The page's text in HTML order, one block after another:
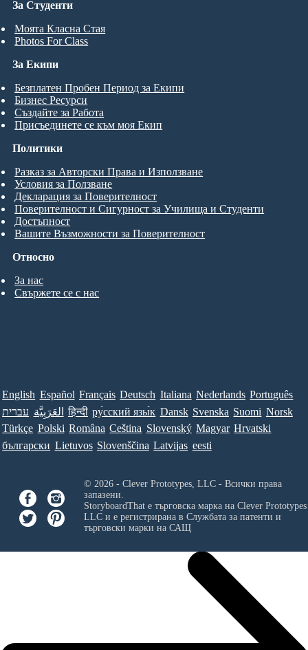
За Студенти
Моята Класна Стая
Photos For Class
За Екипи
Безплатен Пробен Период за Екипи
Бизнес Ресурси
Създайте за Работа
Присъединете се към моя Екип
Относно
За нас
Свържете се с нас
Политики
Разказ за Авторски Права и Използване
Условия за Ползване
Декларация за Поверителност
Поверителност и Сигурност за Училища и Студенти
Достъпност
Вашите Възможности за Поверителност
English Español Français Deutsch Italiana Nederlands Português
עברית العَرَبِيَّة हिन्दी ру́сский язы́к Dansk Svenska Suomi Norsk
Türkçe Polski Româna Ceština Slovenský Magyar Hrvatski
български Lietuvos Slovenščina Latvijas eesti
© 2026 - Clever Prototypes, LLC - Всички права
запазени.
StoryboardThat е търговска марка на Clever
LLCи е регистрирана в Службата за патенти и
търговски марки на САЩ